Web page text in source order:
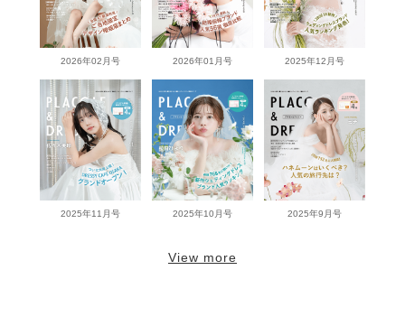
2026年02月号 2026年01月号 2025年12月号
2025年11月号 2025年10月号 2025年9月号
View more